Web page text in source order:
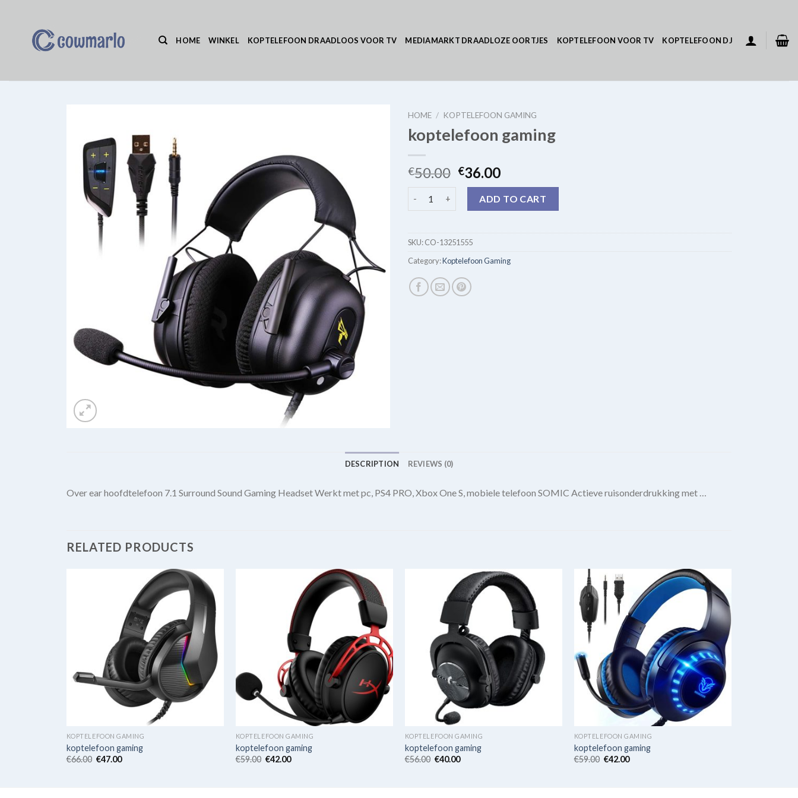
HOME WINKEL KOPTELEFOON DRAADLOOS VOOR TV MEDIAMARKT DRAADLOZE OORTJES KOPTELEFOON VOOR TV KOPTELEFOON DJ
HOME / KOPTELEFOON GAMING
koptelefoon gaming
€50.00 €36.00
ADD TO CART
SKU:CO-13251555
Category:Koptelefoon Gaming
DESCRIPTION REVIEWS (0)
Over ear hoofdtelefoon 7.1 Surround Sound Gaming Headset Werkt met pc, PS4 PRO, Xbox One S, mobiele telefoon SOMIC Actieve ruisonderdrukking met …
RELATED PRODUCTS
KOPTELEFOON GAMING
koptelefoon gaming
€66.00 €47.00
KOPTELEFOON GAMING
koptelefoon gaming
€59.00 €42.00
KOPTELEFOON GAMING
koptelefoon gaming
€56.00 €40.00
KOPTELEFOON GAMING
koptelefoon gaming
€59.00 €42.00